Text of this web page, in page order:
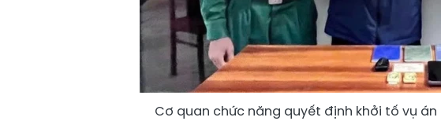
Cơ quan chức năng quyết định khởi tố vụ